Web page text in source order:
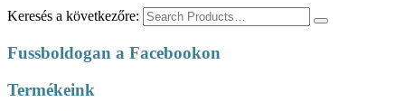
Keresés a következőre:
Fussboldogan a Facebookon
Termékeink